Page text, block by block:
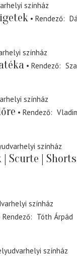
színház
Rendező
színház
Rendező
színház
Rendező
színház
| Scurte | Shorts
színház
Rendező
Tóth Árpád
színház